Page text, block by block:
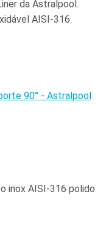
da Astralpool.
AISI-316.
inox AISI-316 polido